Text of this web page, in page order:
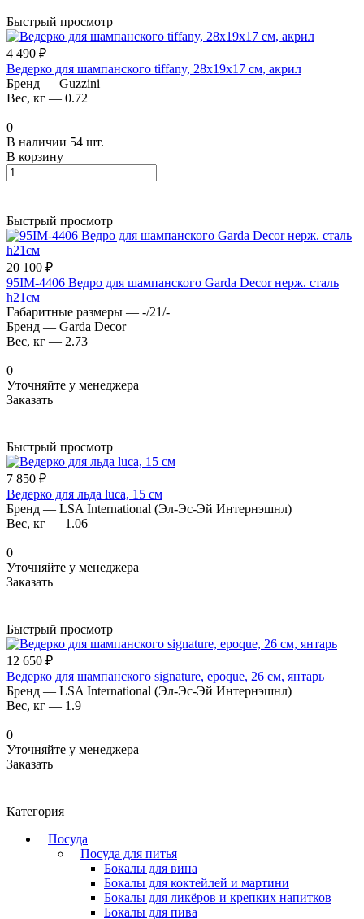
Быстрый просмотр
4 490 ₽
Ведерко для шампанского tiffany, 28х19х17 см, акрил
Бренд — Guzzini
Вес, кг — 0.72
0
В наличии 54 шт.
В корзину
Быстрый просмотр
20 100 ₽
95IM-4406 Ведро для шампанского Garda Decor нерж. сталь
h21см
Габаритные размеры — -/21/-
Бренд — Garda Decor
Вес, кг — 2.73
0
Уточняйте у менеджера
Заказать
Быстрый просмотр
7 850 ₽
Ведерко для льда luca, 15 см
Бренд — LSA International (Эл-Эс-Эй Интернэшнл)
Вес, кг — 1.06
0
Уточняйте у менеджера
Заказать
Быстрый просмотр
12 650 ₽
Ведерко для шампанского signature, epoque, 26 см, янтарь
Бренд — LSA International (Эл-Эс-Эй Интернэшнл)
Вес, кг — 1.9
0
Уточняйте у менеджера
Заказать
Категория
Посуда
Посуда для питья
Бокалы для вина
Бокалы для коктейлей и мартини
Бокалы для ликёров и крепких напитков
Бокалы для пива